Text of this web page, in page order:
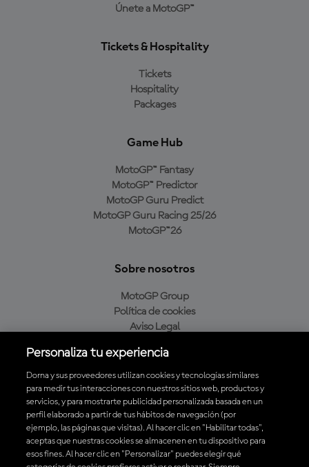
Únete a MotoGP™
Tickets & Hospitality
Tickets
Hospitality
Packages
Game Hub
MotoGP™ Fantasy
MotoGP™ Predictor
MotoGP Guru Predict
MotoGP Guru Racing 25/26
MotoGP™26
Sobre nosotros
MotoGP Group
Política de cookies
Aviso Legal
Política de compra
Descarga la aplicación oficial de MotoGP™
Personaliza tu experiencia
Dorna y sus proveedores utilizan cookies y tecnologías similares
para medir tus interacciones con nuestros sitios web, productos y
servicios, y para mostrarte publicidad personalizada basada en un
perfil elaborado a partir de tus hábitos de navegación (por
ejemplo, las páginas que visitas). Al hacer clic en "Habilitar todas",
aceptas que nuestras cookies se almacenen en tu dispositivo para
esos fines. Al hacer clic en "Personalizar" puedes elegir qué